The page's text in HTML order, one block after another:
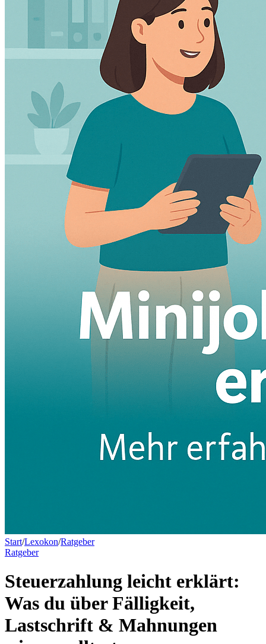
Start/Lexokon/Ratgeber
Ratgeber
Steuerzahlung leicht erklärt:
Was du über Fälligkeit,
Lastschrift & Mahnungen